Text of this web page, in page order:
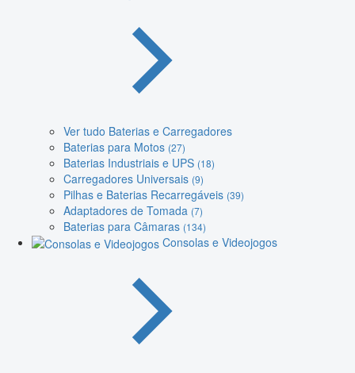
Ver tudo Baterias e Carregadores
Baterias para Motos (27)
Baterias Industriais e UPS (18)
Carregadores Universais (9)
Pilhas e Baterias Recarregáveis (39)
Adaptadores de Tomada (7)
Baterias para Câmaras (134)
Consolas e Videojogos